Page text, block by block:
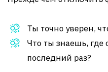
Ты точно уверен,
Что ты знаешь, где
последний раз?